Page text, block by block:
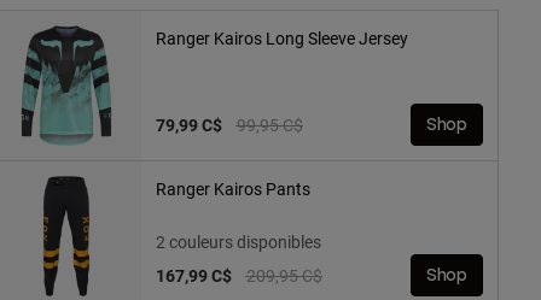
Ranger Kairos Long Sleeve Jersey
Price reduced from
99,95 C$to
79,99 C$ Shop
Ranger Kairos Pants
2 couleurs disponibles
Price reduced from
209,95 C$to
167,99 C$ Shop